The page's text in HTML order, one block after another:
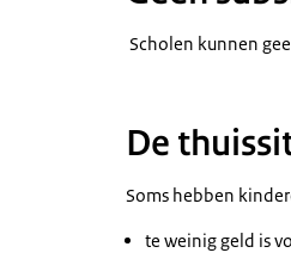
Scholen kunnen
De
Soms hebben
te weinig geld is